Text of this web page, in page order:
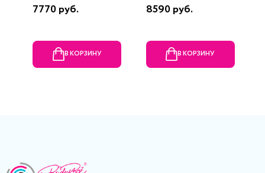
7770 руб.
В КОРЗИНУ
8590 руб.
В КОРЗИНУ